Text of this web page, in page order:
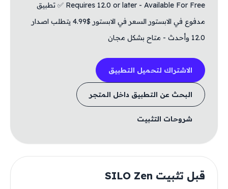
Requires 12.0 or later - Available For Free ✅ تطبيق
مدفوع في الابستور السعر في الابستور $4.99 يتطلب اصدار
12.0 وأحدث - متاح بشكل مجان
الاشتراك لتحميل التطبيق
البحث عن التطبيق داخل المتجر
شروحات التثبيت
قبل تثبيت SILO Zen